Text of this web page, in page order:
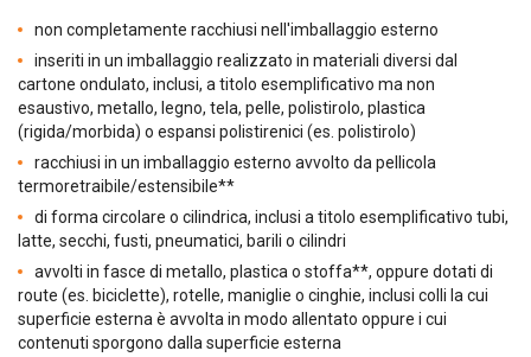
non completamente racchiusi nell'imballaggio esterno
inseriti in un imballaggio realizzato in materiali diversi dal
cartone ondulato, inclusi, a titolo esemplificativo ma non
esaustivo, metallo, legno, tela, pelle, polistirolo, plastica
(rigida/morbida) o espansi polistirenici (es. polistirolo)
racchiusi in un imballaggio esterno avvolto da pellicola
termoretraibile/estensibile**
di forma circolare o cilindrica, inclusi a titolo esemplificativo tubi,
latte, secchi, fusti, pneumatici, barili o cilindri
avvolti in fasce di metallo, plastica o stoffa**, oppure dotati di
route (es. biciclette), rotelle, maniglie o cinghie, inclusi colli la cui
superficie esterna è avvolta in modo allentato oppure i cui
contenuti sporgono dalla superficie esterna